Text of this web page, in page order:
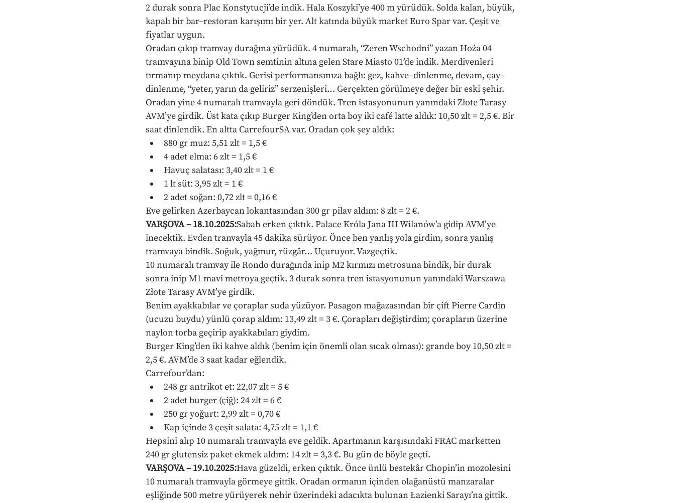
2 durak sonra Plac Konstytucji’de indik. Hala Koszyki’ye 400 m yürüdük. Solda kalan, büyük,
kapalı bir bar–restoran karışımı bir yer. Alt katında büyük market Euro Spar var. Çeşit ve
fiyatlar uygun.
Oradan çıkıp tramvay durağına yürüdük. 4 numaralı, “Zeren Wschodni” yazan Hoża 04
tramvayına binip Old Town semtinin altına gelen Stare Miasto 01’de indik. Merdivenleri
tırmanıp meydana çıktık. Gerisi performansınıza bağlı: gez, kahve–dinlenme, devam, çay–
dinlenme, “yeter, yarın da geliriz” serzenişleri… Gerçekten görülmeye değer bir eski şehir.
Oradan yine 4 numaralı tramvayla geri döndük. Tren istasyonunun yanındaki Złote Tarasy
AVM’ye girdik. Üst kata çıkıp Burger King’den orta boy iki café latte aldık: 10,50 zlt = 2,5 €. Bir
saat dinlendik. En altta CarrefourSA var. Oradan çok şey aldık:
880 gr muz: 5,51 zlt = 1,5 €
4 adet elma: 6 zlt = 1,5 €
Havuç salatası: 3,40 zlt = 1 €
1 lt süt: 3,95 zlt = 1 €
2 adet soğan: 0,72 zlt = 0,16 €
Eve gelirken Azerbaycan lokantasından 300 gr pilav aldım: 8 zlt = 2 €.
VARŞOVA – 18.10.2025:Sabah erken çıktık. Palace Króla Jana III Wilanów’a gidip AVM’ye
inecektik. Evden tranvayla 45 dakika sürüyor. Önce ben yanlış yola girdim, sonra yanlış
tramvaya bindik. Soğuk, yağmur, rüzgâr… Uçuruyor. Vazgeçtik.
10 numaralı tramvay ile Rondo durağında inip M2 kırmızı metrosuna bindik, bir durak
sonra inip M1 mavi metroya geçtik. 3 durak sonra tren istasyonunun yanındaki Warszawa
Złote Tarasy AVM’ye girdik.
Benim ayakkabılar ve çoraplar suda yüzüyor. Pasagon mağazasından bir çift Pierre Cardin
(ucuzu buydu) yünlü çorap aldım: 13,49 zlt = 3 €. Çorapları değiştirdim; çorapların üzerine
naylon torba geçirip ayakkabıları giydim.
Burger King’den iki kahve aldık (benim için önemli olan sıcak olması): grande boy 10,50 zlt =
2,5 €. AVM’de 3 saat kadar eğlendik.
Carrefour’dan:
248 gr antrikot et: 22,07 zlt = 5 €
2 adet burger (çiğ): 24 zlt = 6 €
250 gr yoğurt: 2,99 zlt = 0,70 €
Kap içinde 3 çeşit salata: 4,75 zlt = 1,1 €
Hepsini alıp 10 numaralı tramvayla eve geldik. Apartmanın karşısındaki FRAC marketten
240 gr glutensiz paket ekmek aldım: 14 zlt = 3,3 €. Bu gün de böyle geçti.
VARŞOVA – 19.10.2025:Hava güzeldi, erken çıktık. Önce ünlü bestekâr Chopin’in mozolesini
10 numaralı tramvayla görmeye gittik. Oradan ormanın içinden olağanüstü manzaralar
eşliğinde 500 metre yürüyerek nehir üzerindeki adacıkta bulunan Łazienki Sarayı’na gittik.